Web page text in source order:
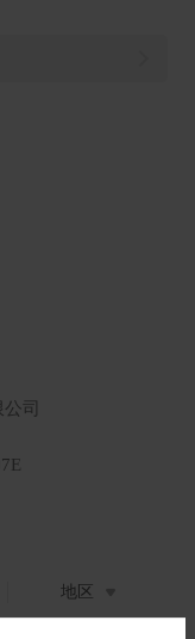
训。
路39号
司
地区